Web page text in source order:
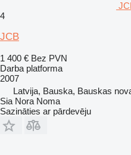
4
JCB
1 400 € Bez PVN
Darba platforma
2007
Latvija, Bauska, Bauskas
Sia Nora Noma
Sazināties ar pārdevēju